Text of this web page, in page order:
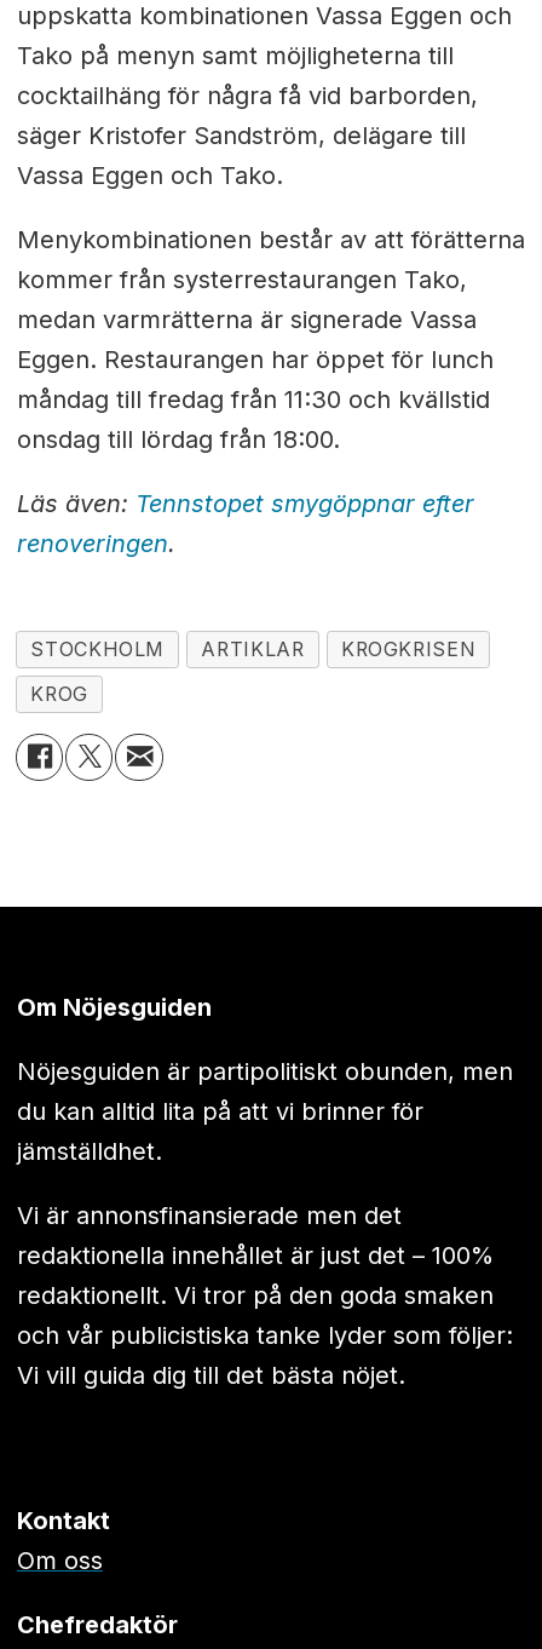
uppskatta kombinationen Vassa Eggen och
Tako på menyn samt möjligheterna till
cocktailhäng för några få vid barborden,
säger Kristofer Sandström, delägare till
Vassa Eggen och Tako.
Menykombinationen består av att förätterna
kommer från systerrestaurangen Tako,
medan varmrätterna är signerade Vassa
Eggen. Restaurangen har öppet för lunch
måndag till fredag från 11:30 och kvällstid
onsdag till lördag från 18:00.
Läs även: Tennstopet smygöppnar efter
renoveringen.
STOCKHOLM ARTIKLAR
KROGKRISEN
KROG
Om Nöjesguiden
Nöjesguiden är partipolitiskt obunden, men
du kan alltid lita på att vi brinner för
jämställdhet.
Vi är annonsfinansierade men det
redaktionella innehållet är just det – 100%
redaktionellt. Vi tror på den goda smaken
och vår publicistiska tanke lyder som följer:
Vi vill guida dig till det bästa nöjet.
Kontakt
Om oss
Chefredaktör